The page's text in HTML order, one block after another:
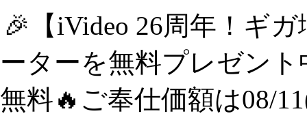
🎉【iVideo 26周年！ギ
ーターを無料プレゼン
無料🔥ご奉仕価額は08/